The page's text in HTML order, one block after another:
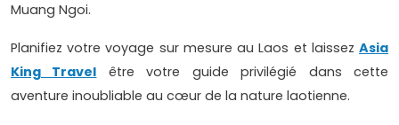
Muang Ngoi.
Planifiez votre voyage sur mesure au Laos et laissez Asia
King Travel être votre guide privilégié dans cette
aventure inoubliable au cœur de la nature laotienne.